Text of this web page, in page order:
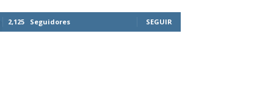
2,125 Seguidores SEGUIR